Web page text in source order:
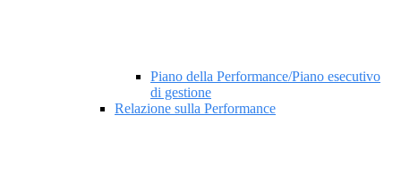
Piano della Performance/Piano esecutivo
di gestione
Relazione sulla Performance